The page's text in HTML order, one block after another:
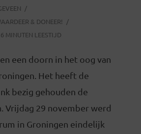
& DONEER!
6 MINUTEN LEESTIJD
een doorn in het oog van
Het heeft de
bezig gehouden de
Vrijdag 29 november werd
in Groningen eindelijk